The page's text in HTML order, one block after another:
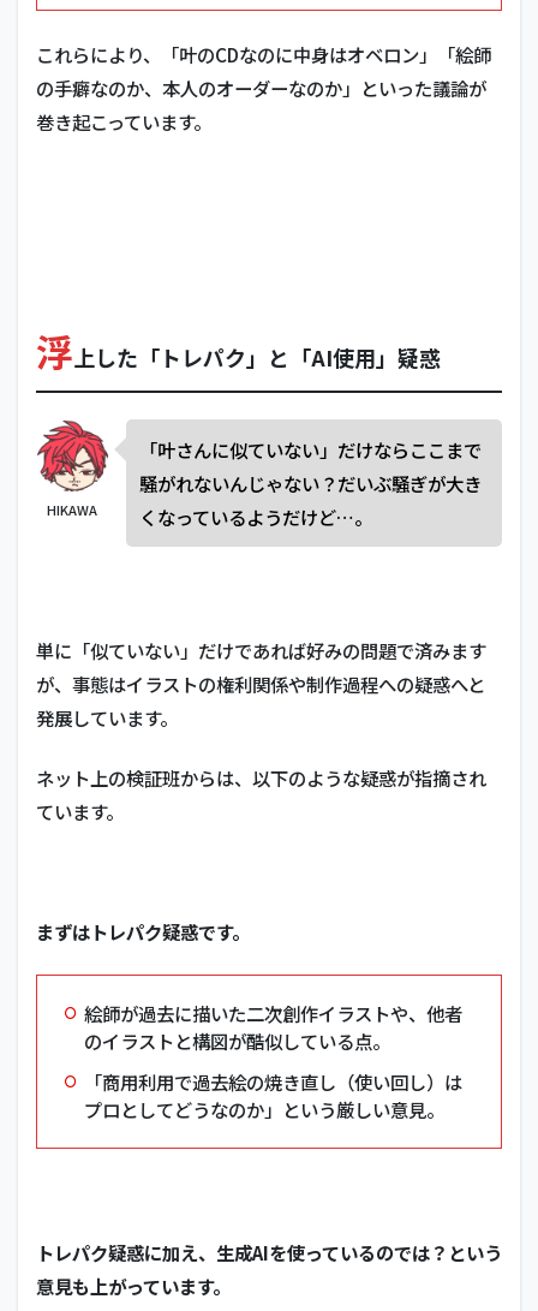
これらにより、「叶のCDなのに中身はオベロン」「絵師
の手癖なのか、本人のオーダーなのか」といった議論が
巻き起こっています。
浮上した「トレパク」と「AI使用」疑惑
HIKAWA
「叶さんに似ていない」だけならここまで
騒がれないんじゃない？だいぶ騒ぎが大き
くなっているようだけど…。
単に「似ていない」だけであれば好みの問題で済みます
が、事態はイラストの権利関係や制作過程への疑惑へと
発展しています。
ネット上の検証班からは、以下のような疑惑が指摘され
ています。
まずはトレパク疑惑です。
絵師が過去に描いた二次創作イラストや、他者
のイラストと構図が酷似している点。
「商用利用で過去絵の焼き直し（使い回し）は
プロとしてどうなのか」という厳しい意見。
トレパク疑惑に加え、生成AIを使っているのでは？という
意見も上がっています。